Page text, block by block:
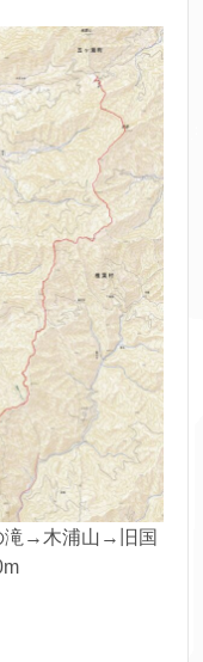
→木浦山→旧国